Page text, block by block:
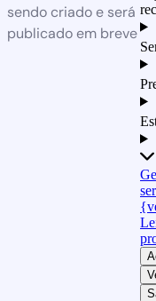
sendo criado e será
publicado em breve